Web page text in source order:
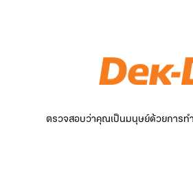
ตรวจสอบว่าคุณเป็นมนุษย์ด้วยการทำ